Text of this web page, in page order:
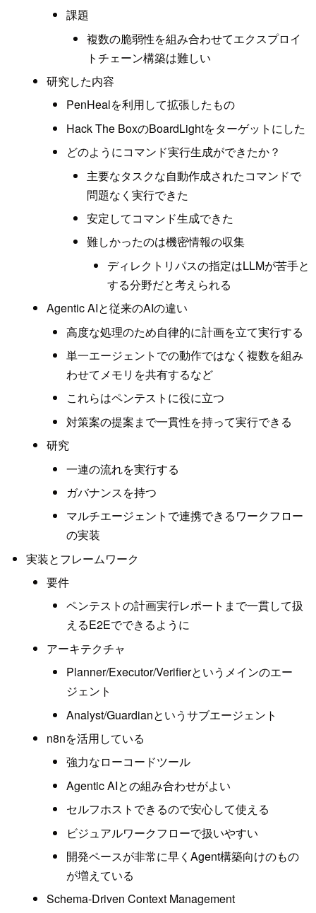
課題
複数の脆弱性を組み合わせてエクスプロイ
トチェーン構築は難しい
研究した内容
PenHealを利用して拡張したもの
Hack The BoxのBoardLightをターゲットにした
どのようにコマンド実行生成ができたか？
主要なタスクな自動作成されたコマンドで
問題なく実行できた
安定してコマンド生成できた
難しかったのは機密情報の収集
ディレクトリパスの指定はLLMが苦手と
する分野だと考えられる
Agentic AIと従来のAIの違い
高度な処理のため自律的に計画を立て実行する
単一エージェントでの動作ではなく複数を組み
わせてメモリを共有するなど
これらはペンテストに役に立つ
対策案の提案まで一貫性を持って実行できる
研究
一連の流れを実行する
ガバナンスを持つ
マルチエージェントで連携できるワークフロー
の実装
実装とフレームワーク
要件
ペンテストの計画実行レポートまで一貫して扱
えるE2Eでできるように
アーキテクチャ
Planner/Executor/Verifierというメインのエー
ジェント
Analyst/Guardianというサブエージェント
n8nを活用している
強力なローコードツール
Agentic AIとの組み合わせがよい
セルフホストできるので安心して使える
ビジュアルワークフローで扱いやすい
開発ペースが非常に早くAgent構築向けのもの
が増えている
Schema-Driven Context Management